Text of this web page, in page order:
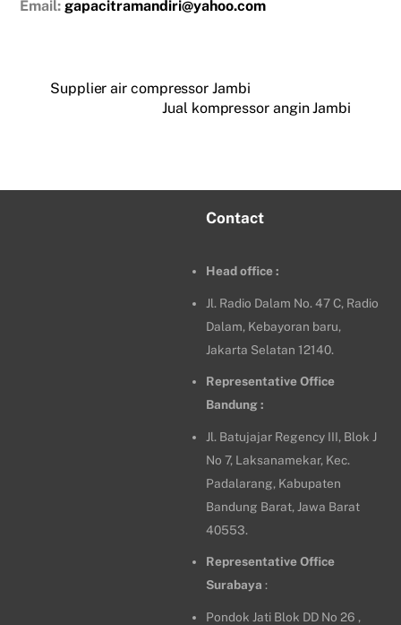
Email: gapacitramandiri@yahoo.com
Supplier air compressor Jambi
Jual kompressor angin Jambi
Contact
Head office :
Jl. Radio Dalam No. 47 C, Radio
Dalam, Kebayoran baru,
Jakarta Selatan 12140.
Representative Office
Bandung :
Jl. Batujajar Regency III, Blok J
No 7, Laksanamekar, Kec.
Padalarang, Kabupaten
Bandung Barat, Jawa Barat
40553.
Representative Office
Surabaya :
Pondok Jati Blok DD No 26 ,